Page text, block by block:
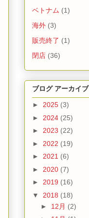
ベトナム (1)
海外 (3)
販売終了 (1)
閉店 (36)
ブログ アーカイブ
► 2025 (3)
► 2024 (25)
► 2023 (22)
► 2022 (19)
► 2021 (6)
► 2020 (7)
► 2019 (16)
▼ 2018 (18)
► 12月 (2)